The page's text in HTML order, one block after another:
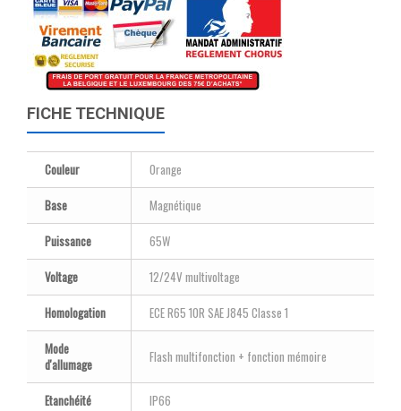
FICHE TECHNIQUE
Couleur
Orange
Base
Magnétique
Puissance
65W
Voltage
12/24V multivoltage
Homologation
ECE R65 10R SAE J845 Classe 1
Mode
d'allumage
Flash multifonction + fonction mémoire
Etanchéité
IP66